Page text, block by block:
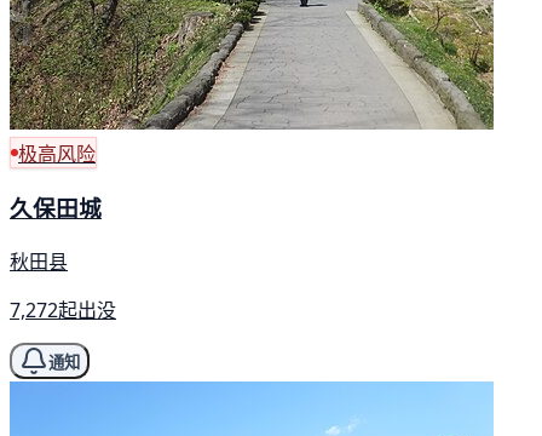
极高风险
久保田城
秋田县
7,272起出没
通知